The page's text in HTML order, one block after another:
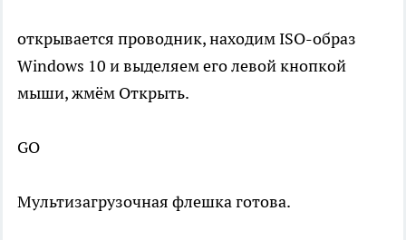
открывается проводник, находим ISO-образ
Windows 10 и выделяем его левой кнопкой
мыши, жмём Открыть.
GO
Мультизагрузочная флешка готова.